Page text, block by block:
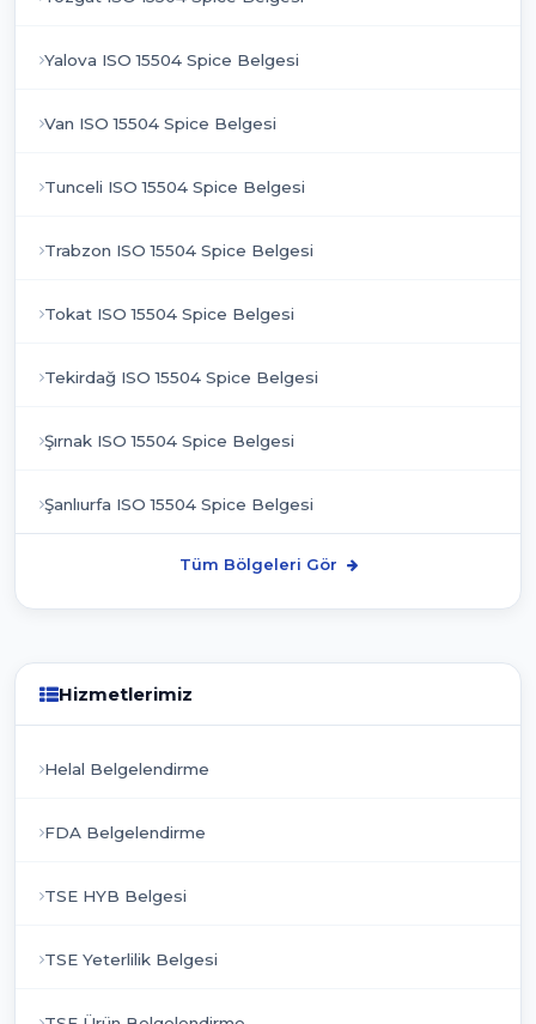
Yalova ISO 15504 Spice Belgesi
Van ISO 15504 Spice Belgesi
Tunceli ISO 15504 Spice Belgesi
Trabzon ISO 15504 Spice Belgesi
Tokat ISO 15504 Spice Belgesi
Tekirdağ ISO 15504 Spice Belgesi
Şırnak ISO 15504 Spice Belgesi
Şanlıurfa ISO 15504 Spice Belgesi
Tüm Bölgeleri Gör
Hizmetlerimiz
Helal Belgelendirme
FDA Belgelendirme
TSE HYB Belgesi
TSE Yeterlilik Belgesi